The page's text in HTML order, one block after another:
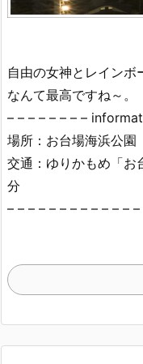
自由の女神とレイン
なんて最高ですね～。
– – – – – – – –
場所：お台場海浜公園
交通：ゆりかもめ「お
分
– – – – – – – – – – – –